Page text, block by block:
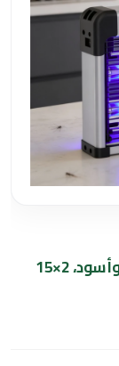
مصيدة كهربائية للناموس بغطاء فضي وأسود، 2×15